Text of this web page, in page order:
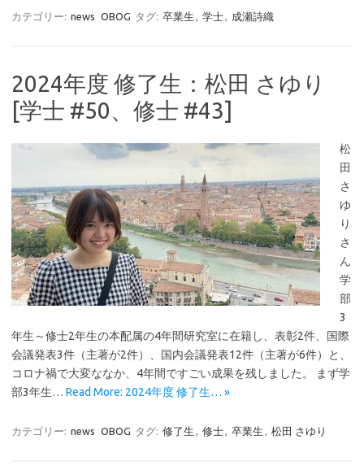
カテゴリー: news OBOG タグ: 卒業生 , 学士, 成瀬詩織
2024年度 修了生：松田 さゆり
[学士 #50、修士 #43]
松
田
さ
ゆ
り
さ
ん
学
部
3
年生～修士2年生の本配属の4年間研究室に在籍し、表彰2件、国際
会議発表3件（主著が2件）、国内会議発表12件（主著が6件）と、
コロナ禍で大変ななか、4年間ですごい成果を残しました。 まず学
部3年生… Read More: 2024年度 修了生… »
カテゴリー: news OBOG タグ: 修了生 , 修士, 卒業生 , 松田 さゆり